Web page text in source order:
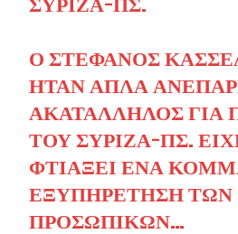
Ο ΣΤΈΦΑΝΟΣ
ΉΤΑΝ ΑΠΛΆ
ΑΚΑΤΆΛΛΗΛΟΣ ΓΙΑ
ΤΟΥ ΣΥΡΙΖΑ-ΠΣ.
ΦΤΙΆΞΕΙ ΈΝΑ
ΕΞΥΠΗΡΈΤΗΣΗ ΤΩΝ
ΠΡΟΣΩΠΙΚΏΝ…